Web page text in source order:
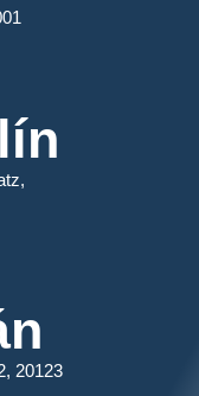
20123